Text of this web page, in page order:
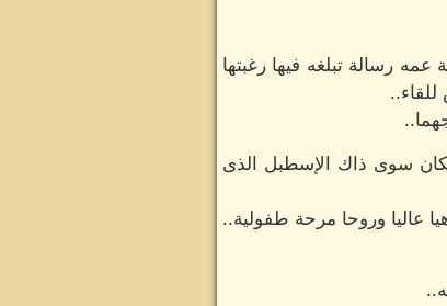
رسالة تبلغه فيها رغبتها
سوى ذاك الإسطبل الذى
عاليا وروحا مرحة طفولية..